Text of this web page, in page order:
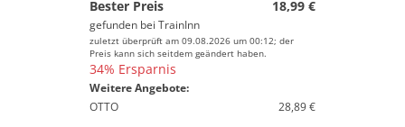
Bester Preis
18,99 €
gefunden bei TrainInn
zuletzt überprüft am 09.08.2026 um 00:12; der
Preis kann sich seitdem geändert haben.
34% Ersparnis
Weitere Angebote:
OTTO
28,89 €